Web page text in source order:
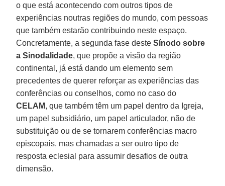
o que está acontecendo com outros tipos de
experiências noutras regiões do mundo, com pessoas
que também estarão contribuindo neste espaço.
Concretamente, a segunda fase desteSínodo sobre
a Sinodalidade, que propõe a visão da região
continental, já está dando um elemento sem
precedentes de querer reforçar as experiências das
conferências ou conselhos, como no caso do
CELAM, que também têm um papel dentro da Igreja,
um papel subsidiário, um papel articulador, não de
substituição ou de se tornarem conferências macro
episcopais, mas chamadas a ser outro tipo de
resposta eclesial para assumir desafios de outra
dimensão.